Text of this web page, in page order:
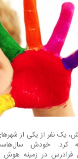
یک نفر از یکی از
کرد. خودش
فرادرس در زمینه